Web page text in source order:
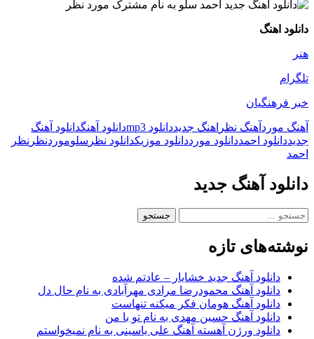
دانلود اهنگ
هنر
تلگرام
خبر فرهنگیان
آهنگ مورد آهنگ نظر اهنگ جدیددانلود mp3 دانلود آهنگدانلود آهنگ
جدیددانلود احمددانلود مورددانلود موزیکدانلود نظر سلوموردنظر نظر
احمد
دانلود آهنگ جدید
جستجو
نوشته‌های تازه
دانلود آهنگ جدید خشایار – عادتم شده
دانلود آهنگ محمودرضا مرادی مهرآبادی به نام حال دل
دانلود آهنگ هومان فکر میکنه تنهاست
دانلود آهنگ حسین مهدی به نام تو با من
دانلود ورژن آهسته آهنگ علی یاسینی به نام نمیخواستم